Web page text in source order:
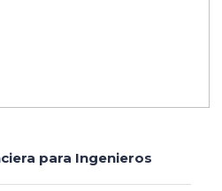
para Ingenieros